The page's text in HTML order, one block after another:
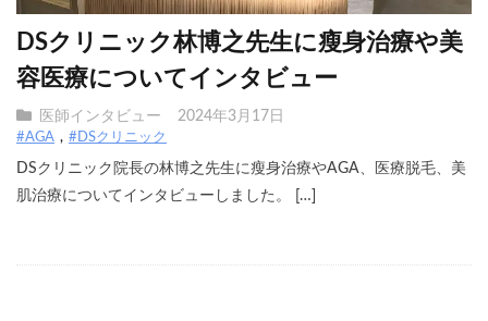
DSクリニック林博之先生に瘦身治療や美
容医療についてインタビュー
医師インタビュー 2024年3月17日
#AGA #DSクリニック
DSクリニック院長の林博之先生に瘦身治療やAGA、医療脱毛、美
肌治療についてインタビューしました。 […]